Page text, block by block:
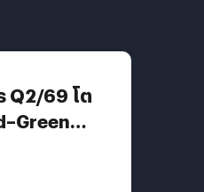
Q2/69 โต
New